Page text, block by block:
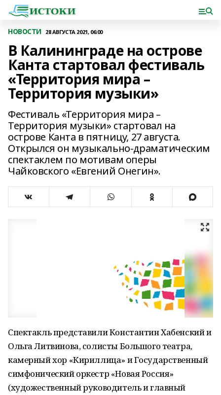
НОВОСТИ 28 АВГУСТА 2021, 06:00
В Калининграде на острове
Канта стартовал фестиваль
«Территория мира –
Территория музыки»
Фестиваль «Территория мира –
Территория музыки» стартовал на
острове Канта в пятницу, 27 августа.
Открылся он музыкально-драматическим
спектаклем по мотивам оперы
Чайковского «Евгений Онегин».
Спектакль представили Константин Хабенский и
Ольга Литвинова, солисты Большого театра,
камерный хор «Кириллица» и Государственный
симфонический оркестр «Новая Россия»
(художественный руководитель и главный